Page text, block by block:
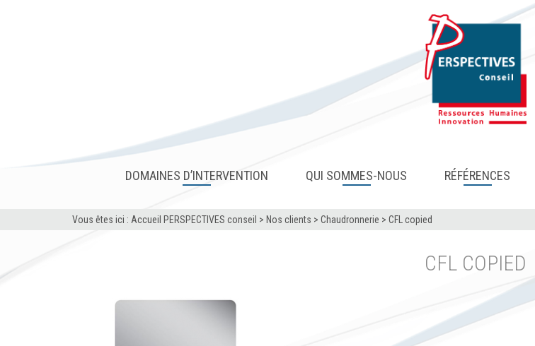
DOMAINES D’INTERVENTION QUI SOMMES-NOUS RÉFÉRENCES
Vous êtes ici : Accueil PERSPECTIVES conseil > Nos clients > Chaudronnerie > CFL copied
CFL COPIED